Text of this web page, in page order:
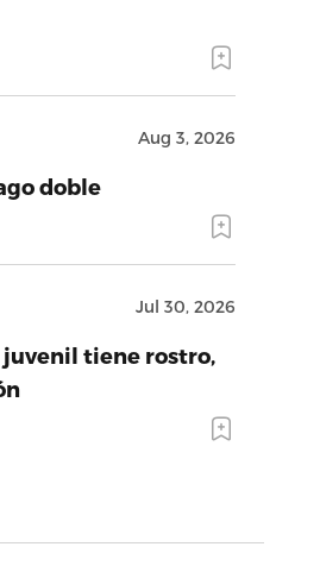
Aug 3, 2026
doble
Jul 30, 2026
tiene rostro,